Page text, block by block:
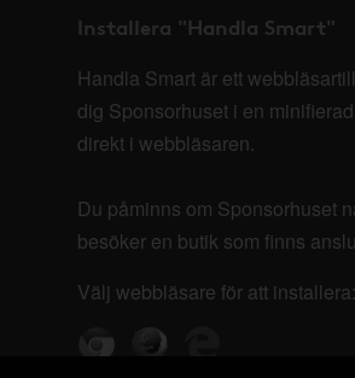
Installera "Handla Smart"
Handla Smart är ett
dig Sponsorhuset i en
direkt i webbläsaren.
Du påminns om Sponsorhuset
besöker en butik som finns
Välj webbläsare för att installera: